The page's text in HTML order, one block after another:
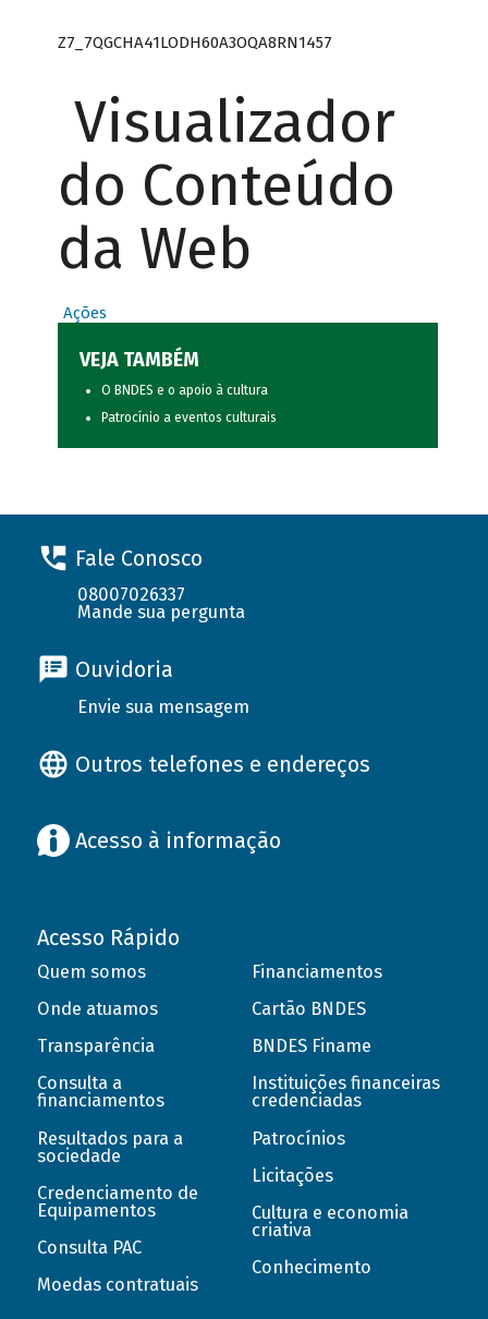
Z7_7QGCHA41LODH60A3OQA8RN1457
Visualizador
do Conteúdo
da Web
Ações
VEJA TAMBÉM
O BNDES e o apoio à cultura
Patrocínio a eventos culturais
Fale Conosco
08007026337
Mande sua pergunta
Ouvidoria
Envie sua mensagem
Outros telefones e endereços
Acesso à informação
Acesso Rápido
Quem somos
Onde atuamos
Transparência
Consulta a
financiamentos
Resultados para a
sociedade
Credenciamento de
Equipamentos
Consulta PAC
Moedas contratuais
Financiamentos
Cartão BNDES
BNDES Finame
Instituições financeiras
credenciadas
Patrocínios
Licitações
Cultura e economia
criativa
Conhecimento